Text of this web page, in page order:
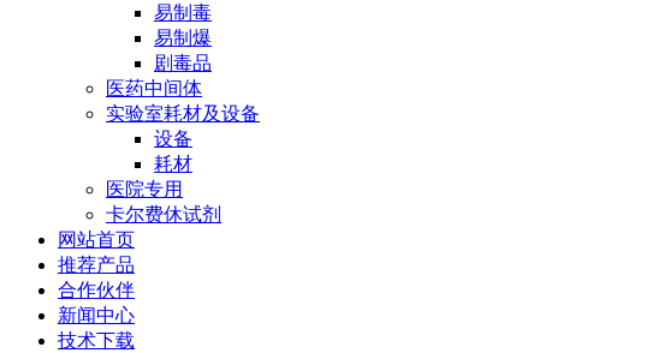
易制毒
易制爆
剧毒品
医药中间体
实验室耗材及设备
设备
耗材
医院专用
卡尔费休试剂
网站首页
推荐产品
合作伙伴
新闻中心
技术下载